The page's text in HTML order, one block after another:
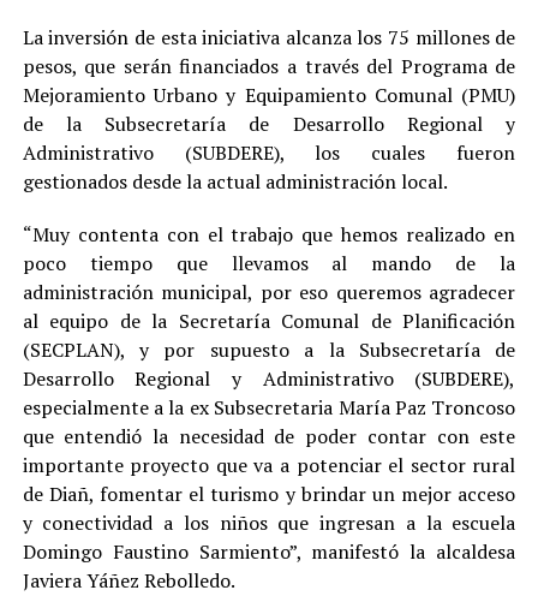
La inversión de esta iniciativa alcanza los 75 millones de
pesos, que serán financiados a través del Programa de
Mejoramiento Urbano y Equipamiento Comunal (PMU)
de la Subsecretaría de Desarrollo Regional y
Administrativo (SUBDERE), los cuales fueron
gestionados desde la actual administración local.
“Muy contenta con el trabajo que hemos realizado en
poco tiempo que llevamos al mando de la
administración municipal, por eso queremos agradecer
al equipo de la Secretaría Comunal de Planificación
(SECPLAN), y por supuesto a la Subsecretaría de
Desarrollo Regional y Administrativo (SUBDERE),
especialmente a la ex Subsecretaria María Paz Troncoso
que entendió la necesidad de poder contar con este
importante proyecto que va a potenciar el sector rural
de Diañ, fomentar el turismo y brindar un mejor acceso
y conectividad a los niños que ingresan a la escuela
Domingo Faustino Sarmiento”, manifestó la alcaldesa
Javiera Yáñez Rebolledo.